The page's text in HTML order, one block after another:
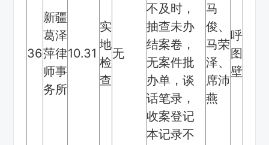
36
新疆
葛泽
萍律
师事
务所
10.31
实
地
检
查
无
不及时，
抽查未办
结案卷，
无案件批
办单，谈
话笔录，
收案登记
本记录不
马
俊、
马荣
泽、
席沛
燕
呼
图
壁